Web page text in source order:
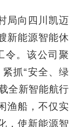
向四川凯迈
新能源智能休
令。该公司聚
抓“安全、绿
全新智能航行
渔船，不仅实
，使新能源智